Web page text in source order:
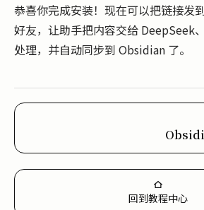
恭喜你完成安装！现在可以把链接发
好友，让助手把内容交给 DeepSeek
处理，并自动同步到 Obsidian 了。
回到教程中心